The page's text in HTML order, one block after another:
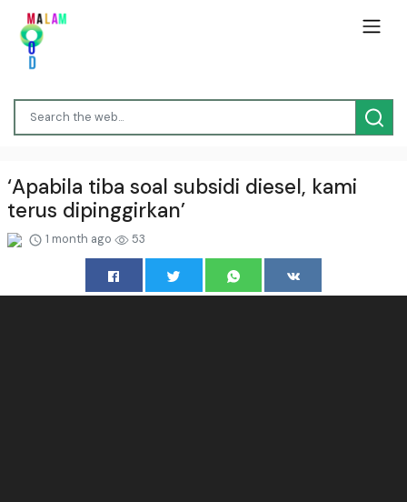
‘Apabila tiba soal subsidi diesel, kami
terus dipinggirkan’
1 month ago 53